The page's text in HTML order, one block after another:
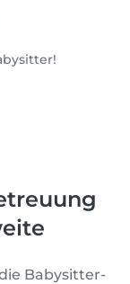
Babysitter-